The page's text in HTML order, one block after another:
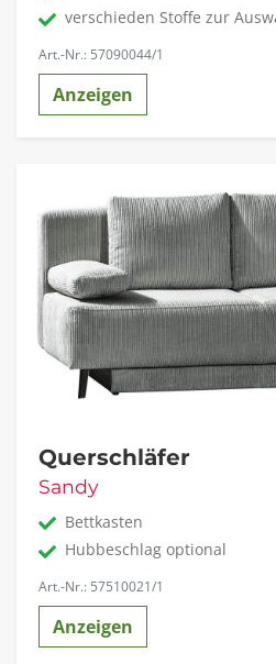
verschieden Stoffe zur
Art.-Nr.: 57090044/1
Anzeigen
Querschläfer
Sandy
Bettkasten
Hubbeschlag optional
Art.-Nr.: 57510021/1
Anzeigen